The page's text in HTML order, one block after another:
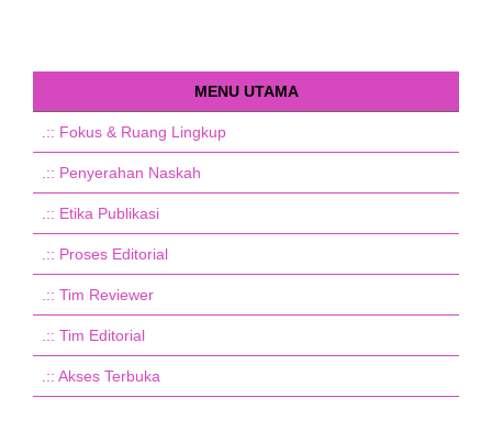
MENU UTAMA
.:: Fokus & Ruang Lingkup
.:: Penyerahan Naskah
.:: Etika Publikasi
.:: Proses Editorial
.:: Tim Reviewer
.:: Tim Editorial
.:: Akses Terbuka